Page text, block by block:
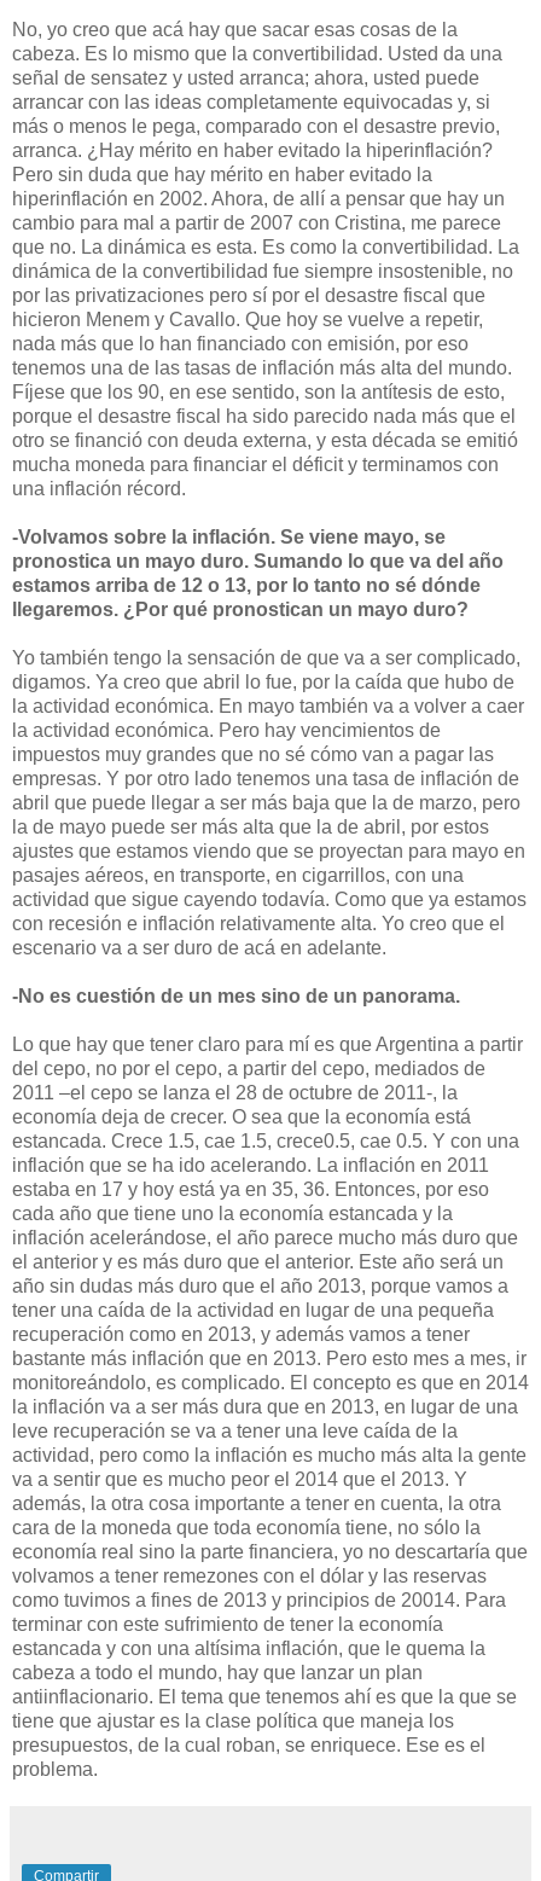
No, yo creo que acá hay que sacar esas cosas de la
cabeza. Es lo mismo que la convertibilidad. Usted da una
señal de sensatez y usted arranca; ahora, usted puede
arrancar con las ideas completamente equivocadas y, si
más o menos le pega, comparado con el desastre previo,
arranca. ¿Hay mérito en haber evitado la hiperinflación?
Pero sin duda que hay mérito en haber evitado la
hiperinflación en 2002. Ahora, de allí a pensar que hay un
cambio para mal a partir de 2007 con Cristina, me parece
que no. La dinámica es esta. Es como la convertibilidad. La
dinámica de la convertibilidad fue siempre insostenible, no
por las privatizaciones pero sí por el desastre fiscal que
hicieron Menem y Cavallo. Que hoy se vuelve a repetir,
nada más que lo han financiado con emisión, por eso
tenemos una de las tasas de inflación más alta del mundo.
Fíjese que los 90, en ese sentido, son la antítesis de esto,
porque el desastre fiscal ha sido parecido nada más que el
otro se financió con deuda externa, y esta década se emitió
mucha moneda para financiar el déficit y terminamos con
una inflación récord.
-Volvamos sobre la inflación. Se viene mayo, se
pronostica un mayo duro. Sumando lo que va del año
estamos arriba de 12 o 13, por lo tanto no sé dónde
llegaremos. ¿Por qué pronostican un mayo duro?
Yo también tengo la sensación de que va a ser complicado,
digamos. Ya creo que abril lo fue, por la caída que hubo de
la actividad económica. En mayo también va a volver a caer
la actividad económica. Pero hay vencimientos de
impuestos muy grandes que no sé cómo van a pagar las
empresas. Y por otro lado tenemos una tasa de inflación de
abril que puede llegar a ser más baja que la de marzo, pero
la de mayo puede ser más alta que la de abril, por estos
ajustes que estamos viendo que se proyectan para mayo en
pasajes aéreos, en transporte, en cigarrillos, con una
actividad que sigue cayendo todavía. Como que ya estamos
con recesión e inflación relativamente alta. Yo creo que el
escenario va a ser duro de acá en adelante.
-No es cuestión de un mes sino de un panorama.
Lo que hay que tener claro para mí es que Argentina a partir
del cepo, no por el cepo, a partir del cepo, mediados de
2011 –el cepo se lanza el 28 de octubre de 2011-, la
economía deja de crecer. O sea que la economía está
estancada. Crece 1.5, cae 1.5, crece0.5, cae 0.5. Y con una
inflación que se ha ido acelerando. La inflación en 2011
estaba en 17 y hoy está ya en 35, 36. Entonces, por eso
cada año que tiene uno la economía estancada y la
inflación acelerándose, el año parece mucho más duro que
el anterior y es más duro que el anterior. Este año será un
año sin dudas más duro que el año 2013, porque vamos a
tener una caída de la actividad en lugar de una pequeña
recuperación como en 2013, y además vamos a tener
bastante más inflación que en 2013. Pero esto mes a mes, ir
monitoreándolo, es complicado. El concepto es que en 2014
la inflación va a ser más dura que en 2013, en lugar de una
leve recuperación se va a tener una leve caída de la
actividad, pero como la inflación es mucho más alta la gente
va a sentir que es mucho peor el 2014 que el 2013. Y
además, la otra cosa importante a tener en cuenta, la otra
cara de la moneda que toda economía tiene, no sólo la
economía real sino la parte financiera, yo no descartaría que
volvamos a tener remezones con el dólar y las reservas
como tuvimos a fines de 2013 y principios de 20014. Para
terminar con este sufrimiento de tener la economía
estancada y con una altísima inflación, que le quema la
cabeza a todo el mundo, hay que lanzar un plan
antiinflacionario. El tema que tenemos ahí es que la que se
tiene que ajustar es la clase política que maneja los
presupuestos, de la cual roban, se enriquece. Ese es el
problema.
Compartir